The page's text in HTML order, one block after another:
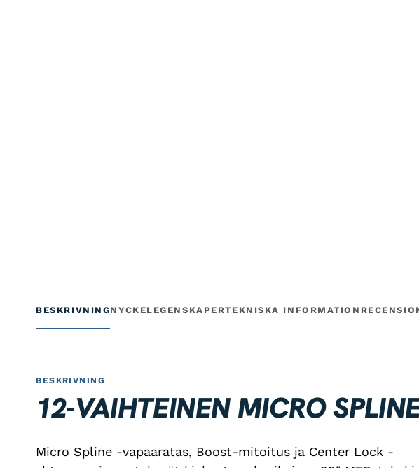
BESKRIVNINGNYCKELEGENSKAPERTEKNISKA INFORMATION
BESKRIVNING
12-VAIHTEINEN MICRO
Micro Spline -vapaaratas, Boost-mitoitus ja Center Lock -